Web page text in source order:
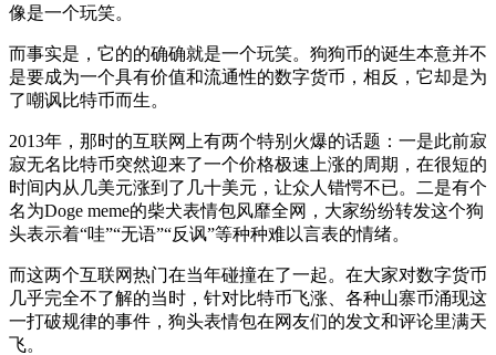
像是一个玩笑。
而事实是，它的的确确就是一个玩笑。狗狗币的诞生本意并不
是要成为一个具有价值和流通性的数字货币，相反，它却是为
了嘲讽比特币而生。
2013年，那时的互联网上有两个特别火爆的话题：一是此前寂
寂无名比特币突然迎来了一个价格极速上涨的周期，在很短的
时间内从几美元涨到了几十美元，让众人错愕不已。二是有个
名为Doge meme的柴犬表情包风靡全网，大家纷纷转发这个狗
头表示着“哇”“无语”“反讽”等种种难以言表的情绪。
而这两个互联网热门在当年碰撞在了一起。在大家对数字货币
几乎完全不了解的当时，针对比特币飞涨、各种山寨币涌现这
一打破规律的事件，狗头表情包在网友们的发文和评论里满天
飞。